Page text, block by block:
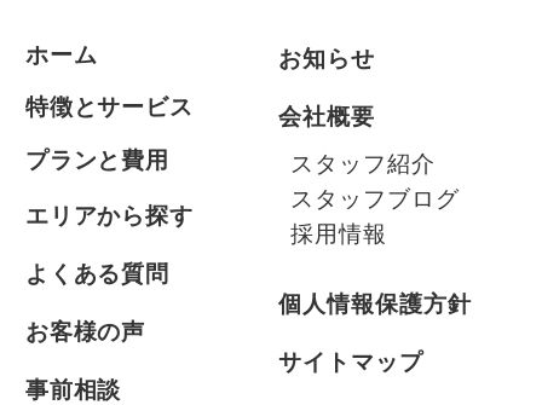
ホーム
特徴とサービス
プランと費用
エリアから探す
よくある質問
お客様の声
事前相談
お知らせ
会社概要
スタッフ紹介
スタッフブログ
採用情報
個人情報保護方針
サイトマップ